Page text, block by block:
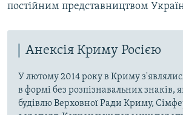
постійним представництвом
Анексія Криму Росією
У лютому 2014 року в Криму
в формі без розпізнавальних знаків,
будівлю Верховної Ради Криму,